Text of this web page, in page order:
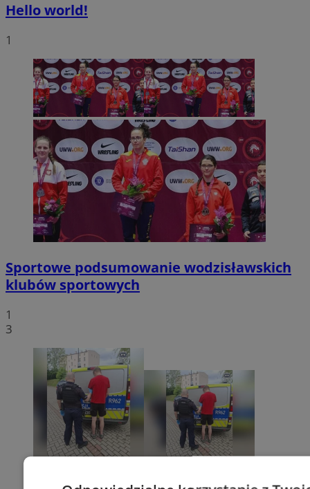
Hello world!
1
Sportowe podsumowanie wodzisławskich
klubów sportowych
1
3